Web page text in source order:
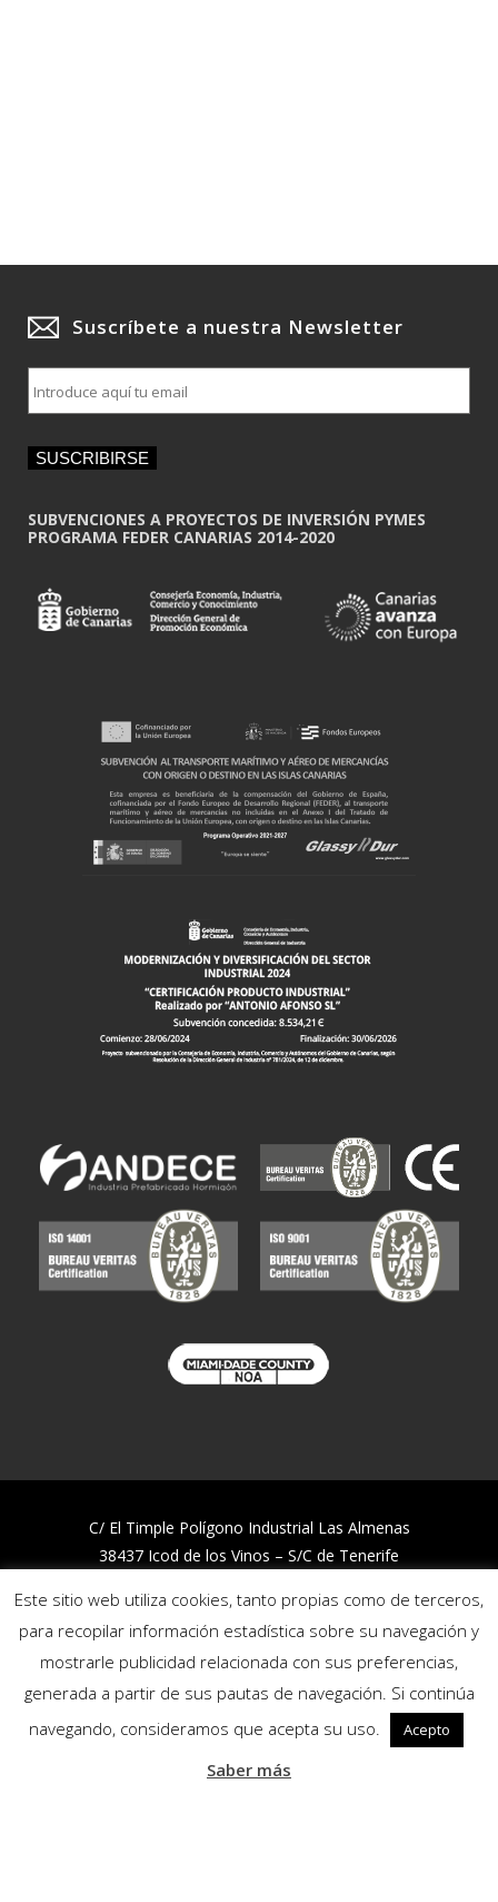
Suscríbete a nuestra Newsletter
m
a
SUSCRIBIRSE
SUBVENCIONES A PROYECTOS DE INVERSIÓN PYMES
PROGRAMA FEDER CANARIAS 2014-2020
C/ El Timple Polígono Industrial Las Almenas
38437 Icod de los Vinos – S/C de Tenerife
Trabaja con nosotros
Política de Calidad y Medio Ambiente
Política de privacidad
Política de cookies
Este sitio web utiliza cookies, tanto propias como de terceros,
para recopilar información estadística sobre su navegación y
mostrarle publicidad relacionada con sus preferencias,
generada a partir de sus pautas de navegación. Si continúa
navegando, consideramos que acepta su uso.
Acepto
Saber más